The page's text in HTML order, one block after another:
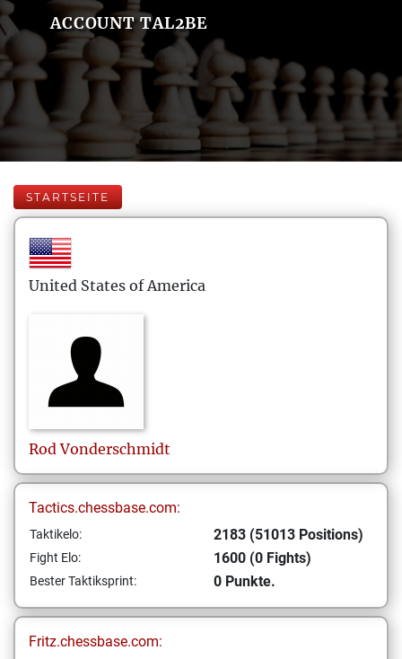
ACCOUNT TAL2BE
STARTSEITE
United States of America
Rod Vonderschmidt
Tactics.chessbase.com:
Taktikelo: 2183 (51013 Positions)
Fight Elo: 1600 (0 Fights)
Bester Taktiksprint: 0 Punkte.
Fritz.chessbase.com: